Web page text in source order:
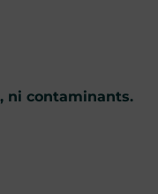
ni contaminants.